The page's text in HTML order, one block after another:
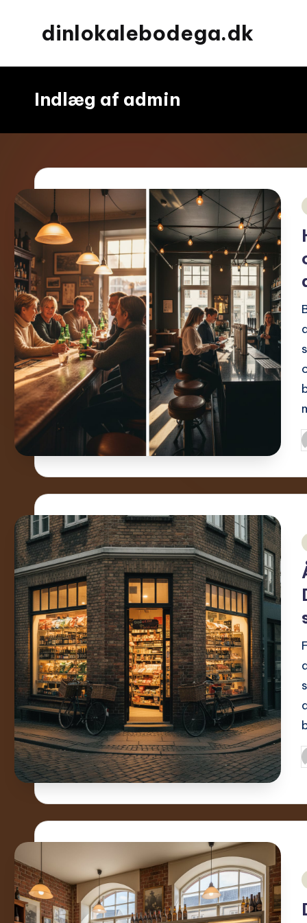
dinlokalebodega.dk
Indlæg af admin